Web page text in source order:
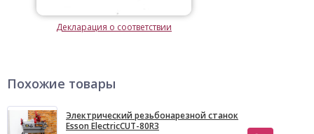
Декларация о соответствии
Похожие товары
Электрический резьбонарезной станок
Esson ElectricCUT-80R3